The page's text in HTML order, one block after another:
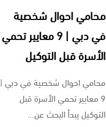
محامي احوال شخصية
في دبي | 9 معايير تحمي
الأسرة قبل التوكيل
محامي احوال شخصية في دبي |
9 معايير تحمي الأسرة قبل
التوكيل يبدأ البحث عن…